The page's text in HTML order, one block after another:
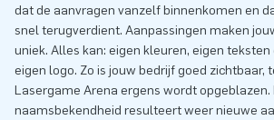
dat de aanvragen vanzelf binnenkomen en
snel terugverdient. Aanpassingen maken
uniek. Alles kan: eigen kleuren, eigen
eigen logo. Zo is jouw bedrijf goed zichtbaar,
Lasergame Arena ergens wordt opgeblazen.
naamsbekendheid resulteert weer nieuwe